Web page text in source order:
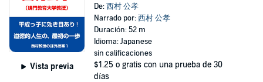
Vista previa
De:西村 公孝
Narrado por:西村 公孝
Duración: 52 m
Idioma: Japanese
sin calificaciones
$1.25 o gratis con una prueba de 30
días